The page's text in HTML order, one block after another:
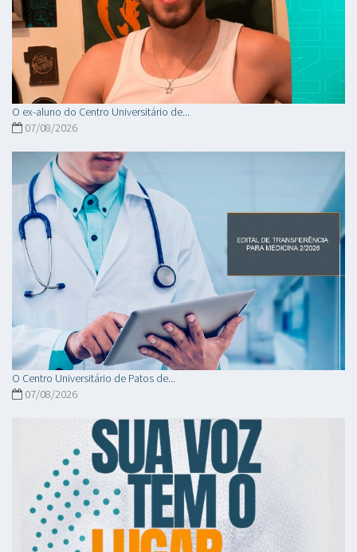
O ex-aluno do Centro Universitário de...
07/08/2026
O Centro Universitário de Patos de...
07/08/2026